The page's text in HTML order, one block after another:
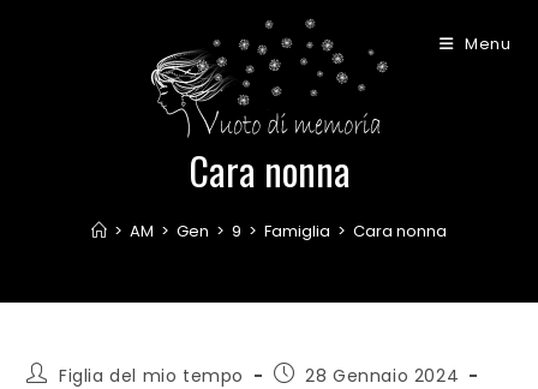
Menu
Cara nonna
> AM > Gen > 9 > Famiglia > Cara nonna
Figlia del mio tempo
28 Gennaio 2024